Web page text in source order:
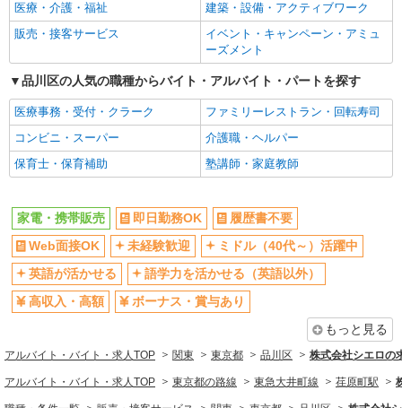
ボーナス・賞与あり
昇給あり
日払い
週払い
10時～勤務OK
髪型・髪色自由
ネイルOK
ピアスOK
車通勤OK
バイク通勤OK
交通費支給
社会保険あり
入社祝い金あり
各種手当（家族・役職・インセン
制服貸与
社員登用あり
同じ職種から求人を探す
販売・接客サービス
家電・携帯販売
未経験歓迎
ミドル（40代～）活躍中
英語が活かせる
ボーナス・賞与あり
医療・介護・福祉
建築・設備・アクティブワーク
販売・接客サービス
イベント・キャンペーン・アミュ
ーズメント
品川区の人気の職種からバイト・アルバイト・パートを探す
医療事務・受付・クラーク
ファミリーレストラン・回転寿司
コンビニ・スーパー
介護職・ヘルパー
保育士・保育補助
塾講師・家庭教師
家電・携帯販売 即日勤務OK
履歴書不要
Web面接OK
未経験歓迎
ミドル（40代～）活躍中
英語が活かせる
語学力を活かせる（英語以外）
高収入・高額
ボーナス・賞与あり
もっと見る
アルバイト・バイト・求人TOP 関東 東京都 品川区 株式会社シエロの
アルバイト・バイト・求人TOP 東京都の路線 東急大井町線 荏原町駅